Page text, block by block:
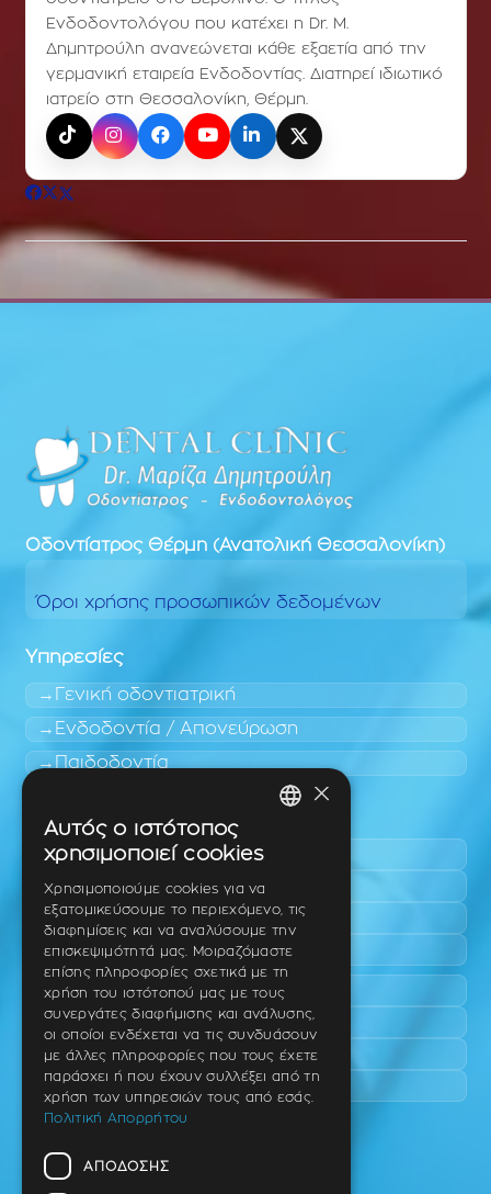
Ενδοδοντολόγου που κατέχει η Dr. Μ.
Δημητρούλη ανανεώνεται κάθε εξαετία από την
γερμανική εταιρεία Ενδοδοντίας. Διατηρεί ιδιωτικό
ιατρείο στη Θεσσαλονίκη, Θέρμη.
TikTokInstagramFacebookYouTubeLinkedInX (Twitter)
Οδοντίατρος Θέρμη (Ανατολική Θεσσαλονίκη)
Όροι χρήσης προσωπικών δεδομένων
Υπηρεσίες
Γενική οδοντιατρική
Ενδοδοντία / Απονεύρωση
Παιδοδοντία
Περιοχές εύκολης πρόσβασης
Πυλαία
Τριάδι
Νέο Ρύσιο
Επανομή
Περαία
Καλαμαριά
Πανόραμα
Χαριλάου
Ταβάκη – Θ. Λίτσα 10 (γωνία),
×
Αυτός ο ιστότοπος
χρησιμοποιεί cookies
Χρησιμοποιούμε cookies για να
εξατομικεύσουμε το περιεχόμενο, τις
διαφημίσεις και να αναλύσουμε την
επισκεψιμότητά μας. Μοιραζόμαστε
επίσης πληροφορίες σχετικά με τη
χρήση του ιστότοπού μας με τους
συνεργάτες διαφήμισης και ανάλυσης,
οι οποίοι ενδέχεται να τις συνδυάσουν
με άλλες πληροφορίες που τους έχετε
παράσχει ή που έχουν συλλέξει από τη
χρήση των υπηρεσιών τους από εσάς.
Πολιτική Απορρήτου
ΑΠΌΔΟΣΗΣ